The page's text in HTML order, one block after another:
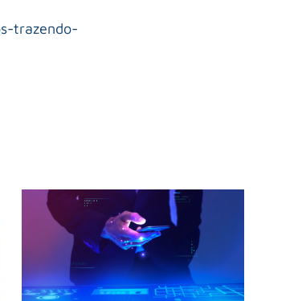
trazendo-